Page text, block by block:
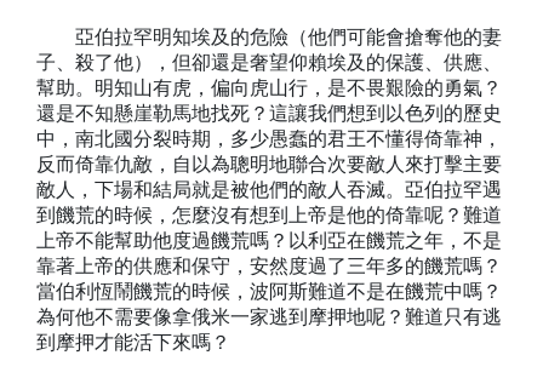
亞伯拉罕明知埃及的危險（他們可能會搶奪他的妻
子、殺了他），但卻還是奢望仰賴埃及的保護、供應、
幫助。明知山有虎，偏向虎山行，是不畏艱險的勇氣？
還是不知懸崖勒馬地找死？這讓我們想到以色列的歷史
中，南北國分裂時期，多少愚蠢的君王不懂得倚靠神，
反而倚靠仇敵，自以為聰明地聯合次要敵人來打擊主要
敵人，下場和結局就是被他們的敵人吞滅。亞伯拉罕遇
到饑荒的時候，怎麼沒有想到上帝是他的倚靠呢？難道
上帝不能幫助他度過饑荒嗎？以利亞在饑荒之年，不是
靠著上帝的供應和保守，安然度過了三年多的饑荒嗎？
當伯利恆鬧饑荒的時候，波阿斯難道不是在饑荒中嗎？
為何他不需要像拿俄米一家逃到摩押地呢？難道只有逃
到摩押才能活下來嗎？